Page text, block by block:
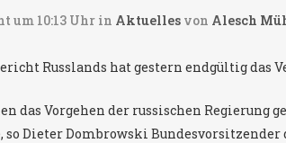
um 10:13 Uhr in Aktuelles von Alesch
Russlands hat gestern endgültig
das Vorgehen der russischen Regierung
so Dieter Dombrowski Bundesvorsitzender